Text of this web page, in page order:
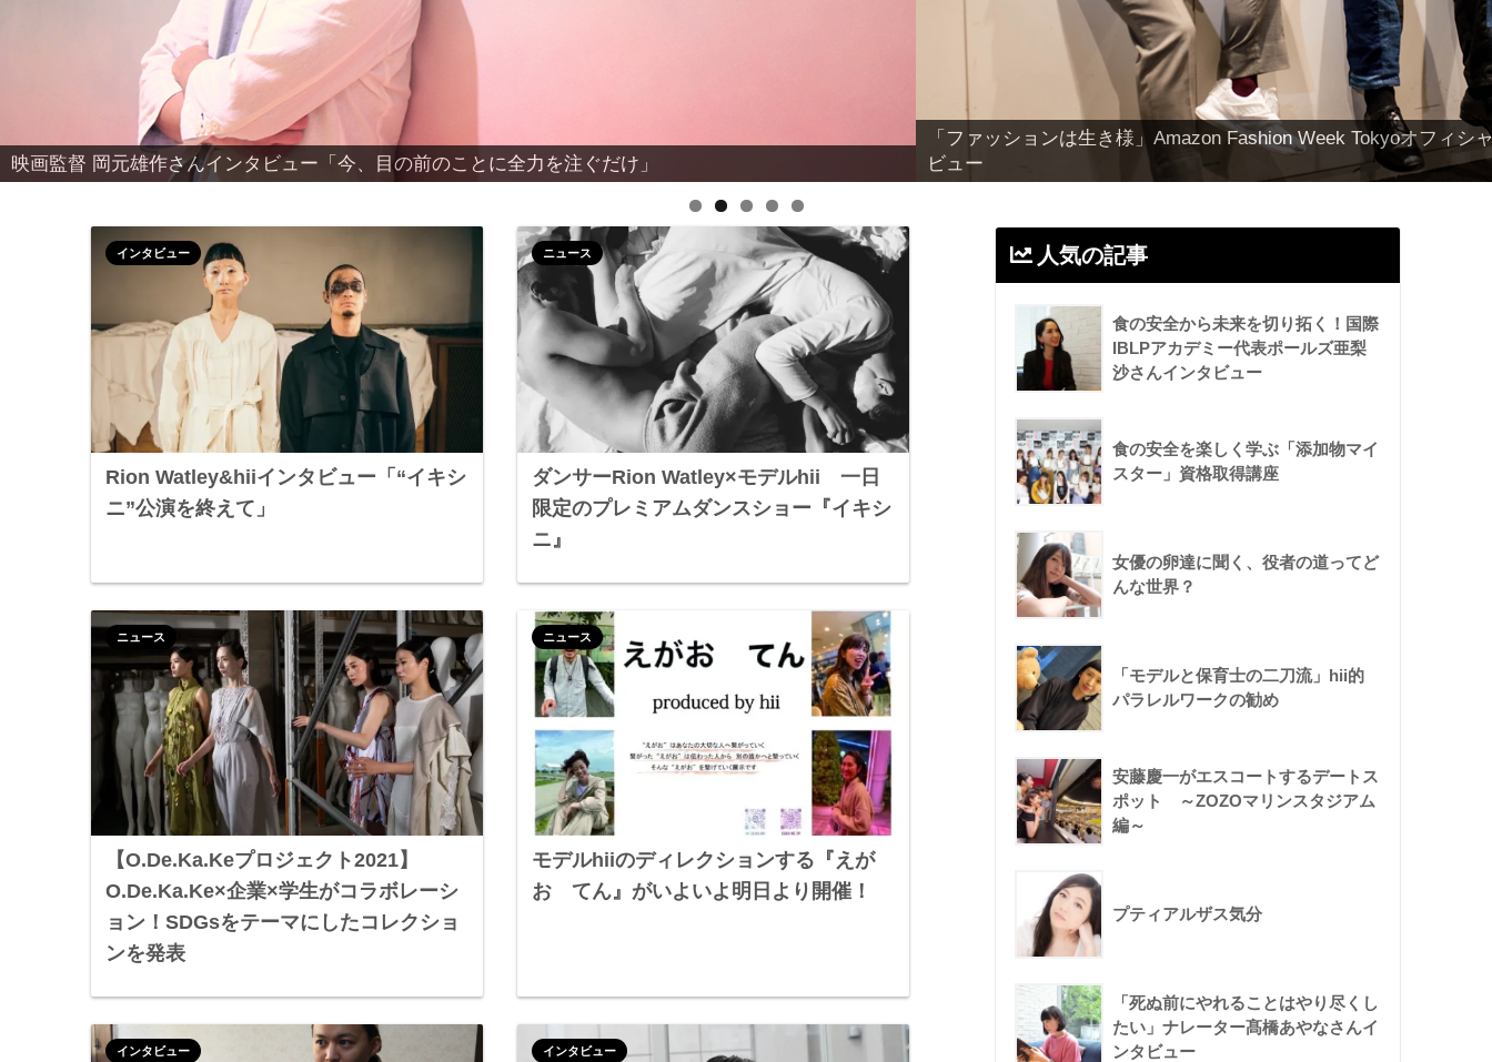
「ファッションは生き様」Amazon Fashion Week Tokyoオフィシャルアンバサダー ハリー杉山さんインタ
ビュー
第22回手塚治虫文化賞短編賞受賞！「大家さんと僕」矢部太郎さ
Rion Watley&hiiインタビュー「“イキシ
ニ”公演を終えて」
インタビュー
ダンサーRion Watley×モデルhii 一日
限定のプレミアムダンスショー『イキシ
ニ』
ニュース
【O.De.Ka.Keプロジェクト2021】
O.De.Ka.Ke×企業×学生がコラボレーシ
ョン！SDGsをテーマにしたコレクショ
ンを発表
ニュース
モデルhiiのディレクションする『えが
お てん』がいよいよ明日より開催！
ニュース
インタビュー インタビュー
人気の記事
食の安全から未来を切り拓く！国際
IBLPアカデミー代表ポールズ亜梨
沙さんインタビュー
食の安全を楽しく学ぶ「添加物マイ
スター」資格取得講座
女優の卵達に聞く、役者の道ってど
んな世界？
「モデルと保育士の二刀流」hii的
パラレルワークの勧め
安藤慶一がエスコートするデートス
ポット ～ZOZOマリンスタジアム
編～
プティアルザス気分
「死ぬ前にやれることはやり尽くし
たい」ナレーター髙橋あやなさんイ
ンタビュー